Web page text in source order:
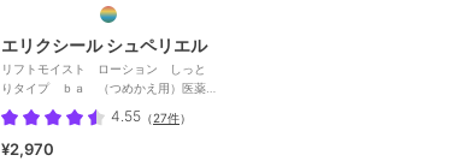
エリクシール シュペリエル
リフトモイスト ローション しっと
りタイプ ｂａ （つめかえ用）医薬
部外品
4.55 （27件）
¥2,970